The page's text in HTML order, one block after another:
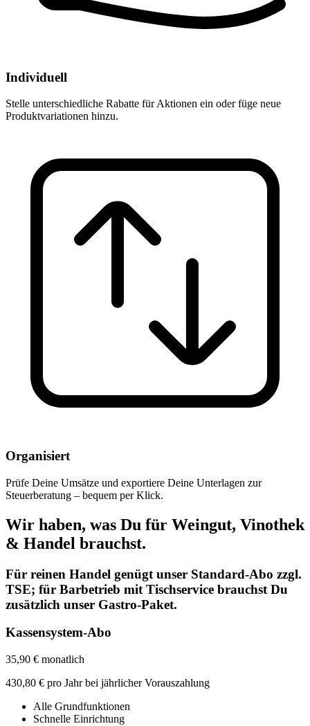
Individuell
Stelle unterschiedliche Rabatte für Aktionen ein oder füge neue
Produktvariationen hinzu.
Organisiert
Prüfe Deine Umsätze und exportiere Deine Unterlagen zur
Steuerberatung – bequem per Klick.
Wir haben, was Du für Weingut, Vinothek
& Handel brauchst.
Für reinen Handel genügt unser Standard-Abo zzgl.
TSE; für Barbetrieb mit Tischservice brauchst Du
zusätzlich unser Gastro-Paket.
Kassensystem-Abo
35,90 € monatlich
430,80 € pro Jahr bei jährlicher Vorauszahlung
Alle Grundfunktionen
Schnelle Einrichtung